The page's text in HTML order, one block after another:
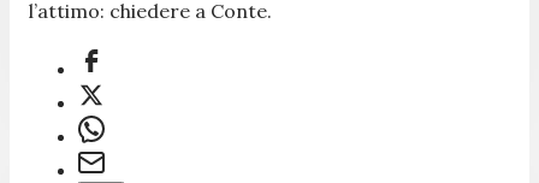
l’attimo: chiedere a Conte.